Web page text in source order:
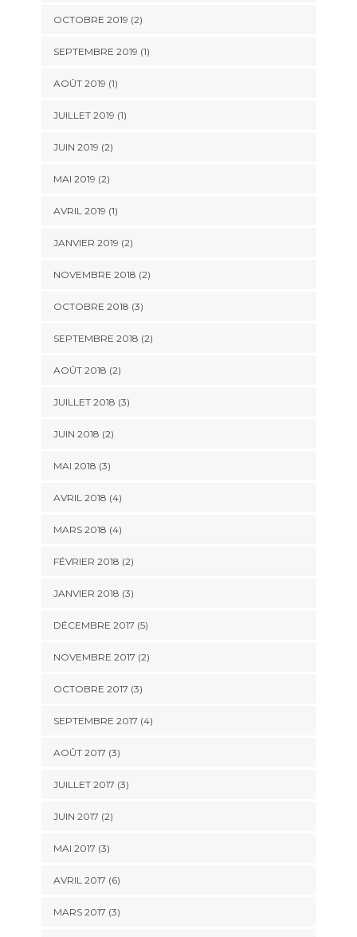
OCTOBRE 2019 (2)
SEPTEMBRE 2019 (1)
AOÛT 2019 (1)
JUILLET 2019 (1)
JUIN 2019 (2)
MAI 2019 (2)
AVRIL 2019 (1)
JANVIER 2019 (2)
NOVEMBRE 2018 (2)
OCTOBRE 2018 (3)
SEPTEMBRE 2018 (2)
AOÛT 2018 (2)
JUILLET 2018 (3)
JUIN 2018 (2)
MAI 2018 (3)
AVRIL 2018 (4)
MARS 2018 (4)
FÉVRIER 2018 (2)
JANVIER 2018 (3)
DÉCEMBRE 2017 (5)
NOVEMBRE 2017 (2)
OCTOBRE 2017 (3)
SEPTEMBRE 2017 (4)
AOÛT 2017 (3)
JUILLET 2017 (3)
JUIN 2017 (2)
MAI 2017 (3)
AVRIL 2017 (6)
MARS 2017 (3)